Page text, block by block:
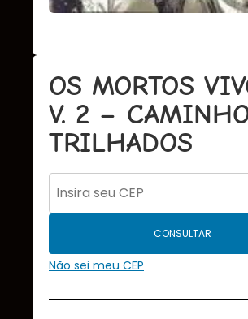
OS MORTOS
V. 2 –
TRILHADOS
CONSULTAR
Não sei meu CEP